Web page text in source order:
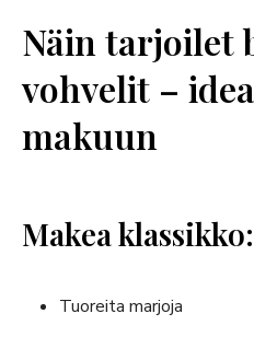
Näin tarjoilet
vohvelit –
makuun
Makea klassikko:
Tuoreita marjoja